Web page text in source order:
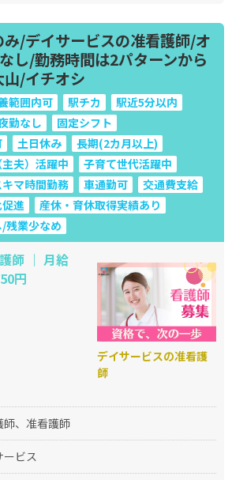
/デイサービスの准看護師/オ
し/勤務時間は2パターンから
/イチオシ
範囲内可 駅チカ
駅近5分以内
勤なし
固定シフト
土日休み
長期(2カ月以上)
夫）活躍中
子育て世代活躍中
キマ時間勤務 車通勤可
交通費支給
進
産休・育休取得実績あり
残業少なめ
師 ｜ 月給
円
デイサービスの准看護
師
師、准看護師
ービス